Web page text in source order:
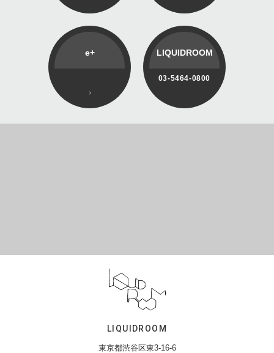
e+ LIQUIDROOM
03-5464-0800
LIQUIDROOM
東京都渋谷区東3-16-6